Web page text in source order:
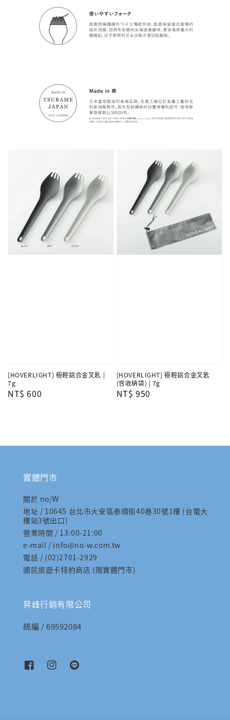
[HOVERLIGHT] 極輕鋁合金叉匙 |
7g
Regular
NT$ 600
[HOVERLIGHT] 極輕鋁合金叉匙
(含收納袋) | 7g
Regular
NT$ 950
實體門市
關於 no/W
地址 / 10645 台北市大安區泰順街40巷30號1樓 (台電大
樓站3號出口)
營業時間 / 13:00-21:00
e-mail / info@no-w.com.tw
電話 / (02)2701-2929
國民旅遊卡特約商店 (限實體門市)
昇峰行銷有限公司
統編 / 69592084